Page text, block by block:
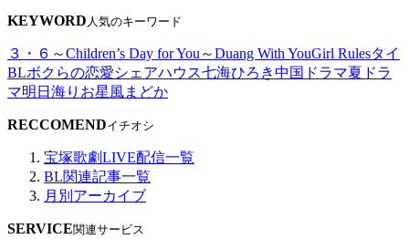
KEYWORD 人気のキーワード
３・６～Children’s Day for You～Duang With YouGirl Rulesタイ
BLボクらの恋愛シェアハウス七海ひろき中国ドラマ夏ドラ
マ明日海りお星風まどか
RECCOMENDイチオシ
宝塚歌劇LIVE配信一覧
BL関連記事一覧
月別アーカイブ
SERVICE関連サービス